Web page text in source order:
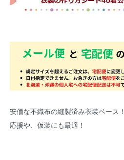
安価な不織布の縫製済み衣装ベース！
応援や、仮装にも最適！